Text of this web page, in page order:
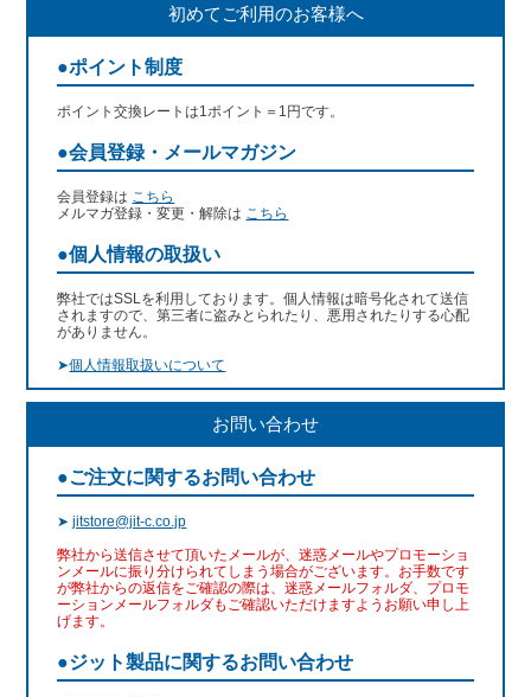
初めてご利用のお客様へ
●ポイント制度
ポイント交換レートは1ポイント＝1円です。
●会員登録・メールマガジン
会員登録は こちら
メルマガ登録・変更・解除は こちら
●個人情報の取扱い
弊社ではSSLを利用しております。個人情報は暗号化されて送信
されますので、第三者に盗みとられたり、悪用されたりする心配
がありません。
➤個人情報取扱いについて
お問い合わせ
●ご注文に関するお問い合わせ
➤jitstore@jit-c.co.jp
弊社から送信させて頂いたメールが、迷惑メールやプロモーショ
ンメールに振り分けられてしまう場合がございます。お手数です
が弊社からの返信をご確認の際は、迷惑メールフォルダ、プロモ
ーションメールフォルダもご確認いただけますようお願い申し上
げます。
●ジット製品に関するお問い合わせ